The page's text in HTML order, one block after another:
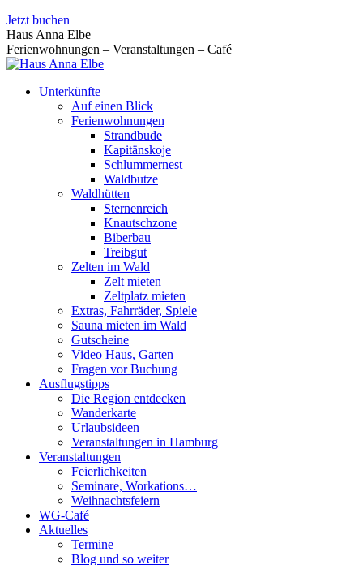
Zum
Inhalt
springen
Jetzt buchen
Haus Anna Elbe
Ferienwohnungen – Veranstaltungen – Café
Unterkünfte
Auf einen Blick
Ferienwohnungen
Strandbude
Kapitänskoje
Schlummernest
Waldbutze
Waldhütten
Sternenreich
Knautschzone
Biberbau
Treibgut
Zelten im Wald
Zelt mieten
Zeltplatz mieten
Extras, Fahrräder, Spiele
Sauna mieten im Wald
Gutscheine
Video Haus, Garten
Fragen vor Buchung
Ausflugstipps
Die Region entdecken
Wanderkarte
Urlaubsideen
Veranstaltungen in Hamburg
Veranstaltungen
Feierlichkeiten
Seminare, Workations…
Weihnachtsfeiern
WG-Café
Aktuelles
Termine
Blog und so weiter